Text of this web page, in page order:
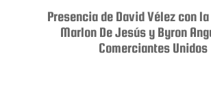
Presencia de David Vélez con la
Marlon De Jesús y Byron
Comerciantes Unidos